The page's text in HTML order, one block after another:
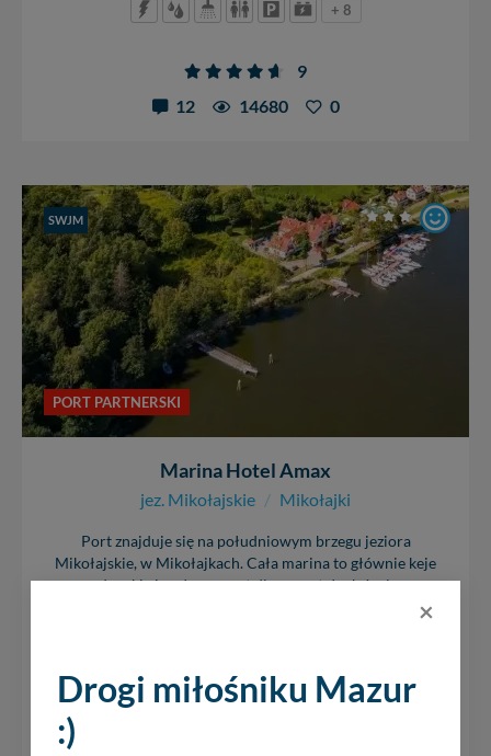
+ 8
9
12
14680 0
SWJM
PORT PARTNERSKI
Marina Hotel Amax
jez. Mikołajskie / Mikołajki
Port znajduje się na południowym brzegu jeziora
Mikołajskie, w Mikołajkach. Cała marina to głównie keje
rezydenckie i mały pomost dla pozostałych żeglarzy.
×
Drogi miłośniku Mazur
:)